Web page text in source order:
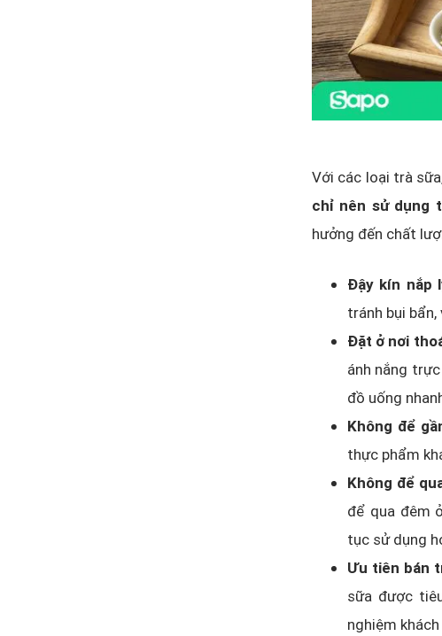
Với các loại trà
chỉ nên sử dụng
hưởng đến chất
Đậy kín nắp
tránh bụi
Đặt ở nơi
ánh nắng
đồ uống
Không để
thực phẩm
Không để
để qua đêm
tục sử dụng
Ưu tiên bán
sữa được
nghiệm